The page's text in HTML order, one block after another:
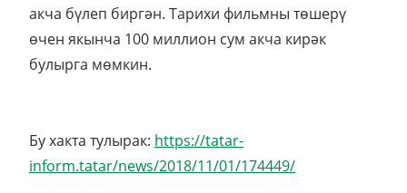
акча бүлеп биргән. Тарихи фильмны төшерү
өчен якынча 100 миллион сум акча кирәк
булырга мөмкин.
Бу хакта тулырак: https://tatar-
inform.tatar/news/2018/11/01/174449/